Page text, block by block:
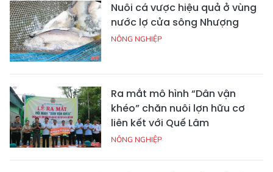
Nuôi cá vược hiệu quả ở vùng
nước lợ cửa sông Nhượng
NÔNG NGHIỆP
Ra mắt mô hình “Dân vận
khéo” chăn nuôi lợn hữu cơ
liên kết với Quế Lâm
NÔNG NGHIỆP